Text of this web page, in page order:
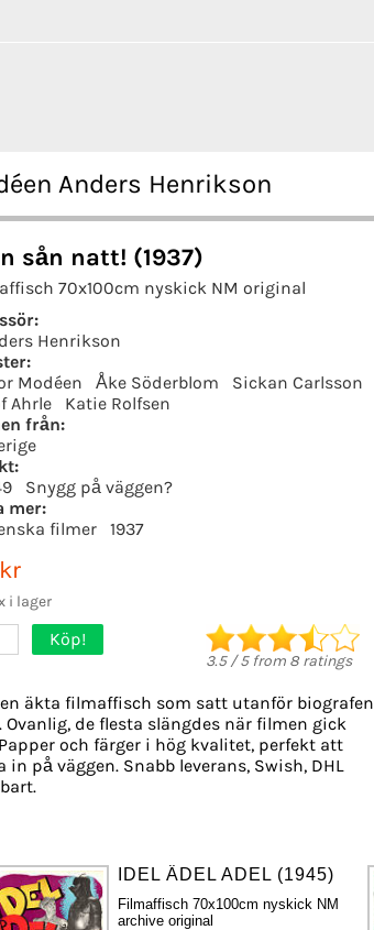
Anders Henrikson
sån natt! (1937)
70x100cm nyskick NM original
Henrikson
Modéen
Åke Söderblom
Sickan Carlsson
Ahrle
Katie Rolfsen
från:
Snygg på väggen?
mer:
filmer
1937
i lager
Köp!
3.5/5from 8 ratings
äkta filmaffisch som satt utanför biografen
Ovanlig, de flesta slängdes när filmen gick
och färger i hög kvalitet, perfekt att
in på väggen. Snabb leverans, Swish, DHL
IDEL ÄDEL ADEL (1945)
Filmaffisch 70x100cm nyskick NM
archive original